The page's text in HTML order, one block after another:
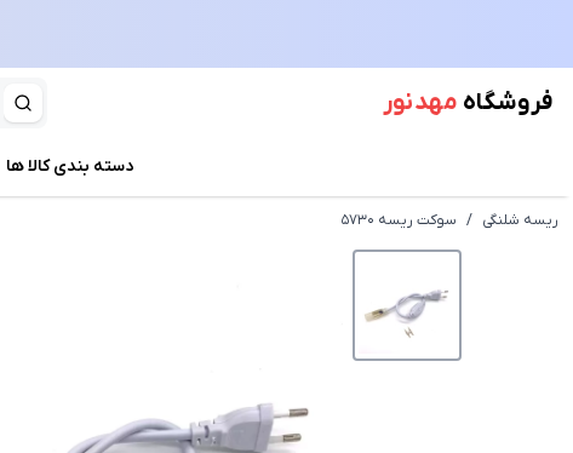
فروشگاه مهد نور
دسته بندی کالا ها
ریسه شلنگی / سوکت ریسه 5730